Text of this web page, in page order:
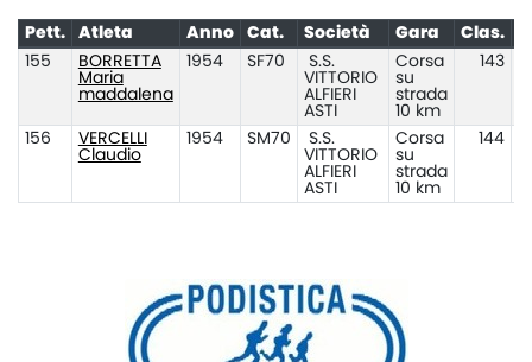
Pett. Atleta Anno Cat. Società Gara Clas.
155
BORRETTA
Maria
maddalena
1954 SF70
S.S.
VITTORIO
ALFIERI
ASTI
Corsa
su
strada
10 km
143
156
VERCELLI
Claudio
1954 SM70
S.S.
VITTORIO
ALFIERI
ASTI
Corsa
su
strada
10 km
144